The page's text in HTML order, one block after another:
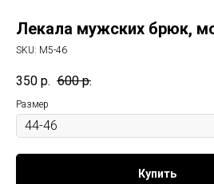
Лекала мужских брюк,
SKU: M5-46
350 р. 600 р.
Размер
Купить